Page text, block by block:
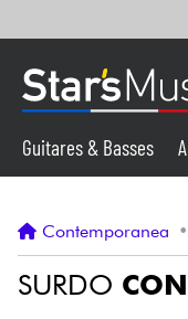
Synthés &
Guitares & Basses
Contemporanea •
SURDO